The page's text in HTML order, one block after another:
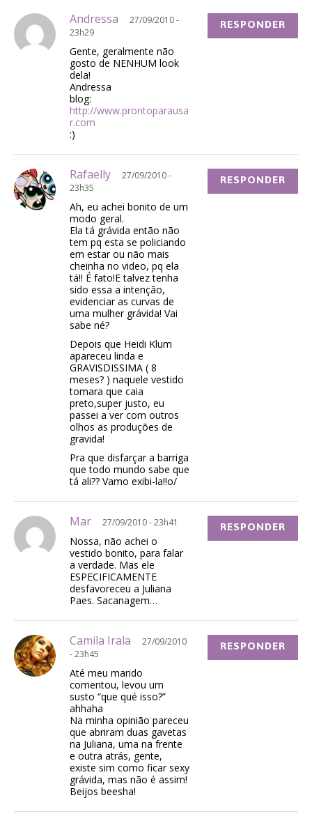
Andressa
27/09/2010 -
23h29
Gente, geralmente não
gosto de NENHUM look
dela!
Andressa
blog:
http://www.prontoparausa
r.com
:)
RESPONDER
Rafaelly
27/09/2010 -
23h35
Ah, eu achei bonito de um
modo geral.
Ela tá grávida então não
tem pq esta se policiando
em estar ou não mais
cheinha no video, pq ela
tá!! É fato!E talvez tenha
sido essa a intenção,
evidenciar as curvas de
uma mulher grávida! Vai
sabe né?
Depois que Heidi Klum
apareceu linda e
GRAVISDISSIMA ( 8
meses? ) naquele vestido
tomara que caia
preto,super justo, eu
passei a ver com outros
olhos as produções de
gravida!
Pra que disfarçar a barriga
que todo mundo sabe que
tá ali?? Vamo exibi-la!!o/
RESPONDER
Mar 27/09/2010 - 23h41
Nossa, não achei o
vestido bonito, para falar
a verdade. Mas ele
ESPECIFICAMENTE
desfavoreceu a Juliana
Paes. Sacanagem…
RESPONDER
Camila Irala
27/09/2010
- 23h45
Até meu marido
comentou, levou um
susto “que qué isso?”
ahhaha
Na minha opinião pareceu
que abriram duas gavetas
na Juliana, uma na frente
e outra atrás, gente,
existe sim como ficar sexy
grávida, mas não é assim!
Beijos beesha!
RESPONDER